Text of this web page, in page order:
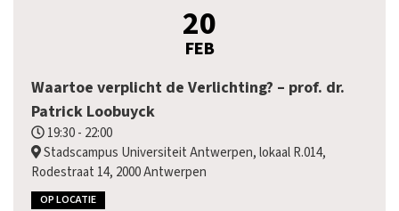
20
FEB
Waartoe verplicht de Verlichting? – prof. dr.
Patrick Loobuyck
19:30 - 22:00
Stadscampus Universiteit Antwerpen, lokaal R.014,
Rodestraat 14, 2000 Antwerpen
OP LOCATIE